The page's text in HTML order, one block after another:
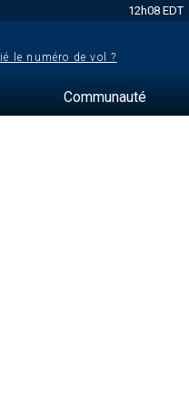
12h08 EDT
le numéro de vol ?
Communauté